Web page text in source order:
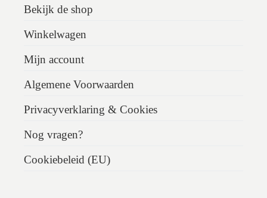
Bekijk de shop
Winkelwagen
Mijn account
Algemene Voorwaarden
Privacyverklaring & Cookies
Nog vragen?
Cookiebeleid (EU)